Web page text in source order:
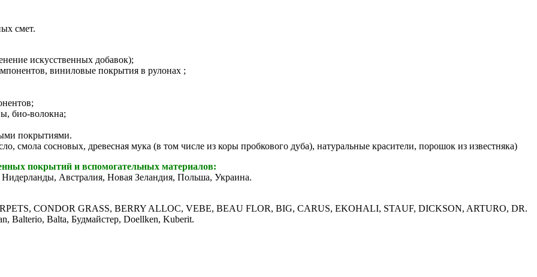
смет.
искусственных добавок);
виниловые покрытия в рулонах ;
био-волокна;
покрытиями.
смола сосновых, древесная мука (в том числе из коры пробкового дуба), натуральные красители, порошок из известняка)
покрытий и вспомогательных материалов:
Австралия, Новая Зеландия, Польша, Украина.
CONDOR GRASS, BERRY ALLOC, VEBE, BEAU FLOR, BIG, CARUS, EKOHALI, STAUF, DICKSON, ARTURO, DR.
Balterio, Balta, Будмайстер, Doellken, Kuberit.